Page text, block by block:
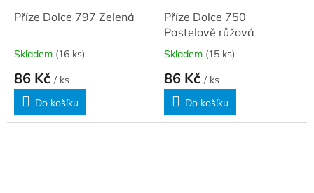
Příze Dolce 797 Zelená
Skladem (16 ks)
86 Kč / ks
Do košíku
Příze Dolce 750
Pastelově růžová
Skladem (15 ks)
86 Kč / ks
Do košíku